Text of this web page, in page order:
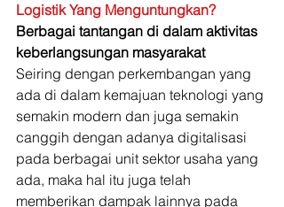
Logistik Yang Menguntungkan?
Berbagai tantangan di dalam aktivitas
keberlangsungan masyarakat
Seiring dengan perkembangan yang
ada di dalam kemajuan teknologi yang
semakin modern dan juga semakin
canggih dengan adanya digitalisasi
pada berbagai unit sektor usaha yang
ada, maka hal itu juga telah
memberikan dampak lainnya pada